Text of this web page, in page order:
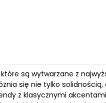
są wytwarzane z
się nie tylko
z klasycznymi